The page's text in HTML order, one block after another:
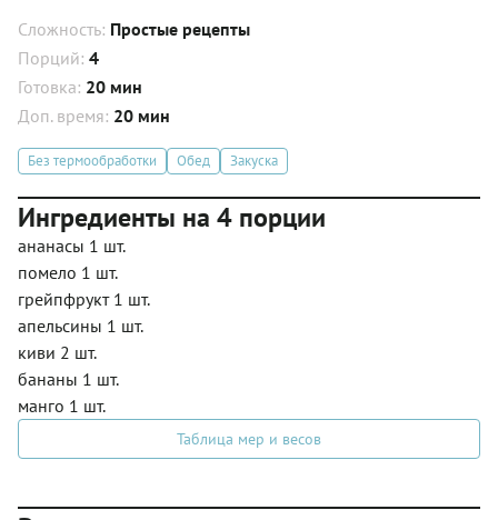
Сложность: Простые рецепты
Порций: 4
Готовка: 20 мин
Доп. время: 20 мин
Без термообработки Обед Закуска
Ингредиенты на 4 порции
ананасы 1 шт.
помело 1 шт.
грейпфрукт 1 шт.
апельсины 1 шт.
киви 2 шт.
бананы 1 шт.
манго 1 шт.
Таблица мер и весов